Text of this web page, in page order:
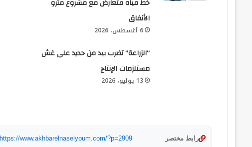
خط مياه متعارض مع مشروع مترو
الأنفاق
6 أغسطس، 2026
“الزراعة” تضرب بيد من حديد على غش
مستلزمات الإنتاج
13 يوليو، 2026
رابط مختصر https://www.akhbarelnaselyoum.com/?p=2909